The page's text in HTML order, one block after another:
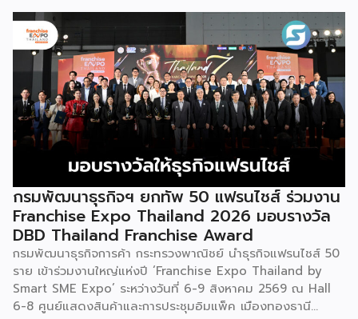
โจว” ซึ่งทรงคุณค่าเป็นยิ่งกว่าการแสดง เพราะทำหน้าที่จดบันทึก
ประวัติศาสตร์การอพยพย้ายถิ่นฐาน สะท้อนภูมิปัญญาทาง
วัฒนธรรมอันรุ่มรวย และตอกย้ำจิตวิญญาณอันแข็งแกร่งของ
ชนเผ่าเหมียวไว้ได้อย่างงดงาม ตำนานเล่าว่า ยามอพยพย้าย
ถิ่นฐานในอดีตกาล เส้นทางของชาวเหมียวต้องเผชิญกับเทือกเขา
สูงชันและพงหนามรกร้าง เพื่อเปิดทางให้เพื่อนพ้องเดินทางผ่าน
พงไพร เหล่าผู้กล้าหาญจึงใช้ร่างกายของตนกลิ้งทับพงหนาม
อย่างไม่เกรงกลัวเพื่อถางทางให้คนในเผ่า ด้วยเหตุนี้ คนรุ่นหลังจึง
ได้จำลองท่วงท่าการกลิ้งตัวดังกล่าวมาต่อยอดและรังสรรค์เป็น
ระบำลู่เซิงอันเป็นเอกลักษณ์ เพื่อรำลึกถึงความกล้าหาญและหยาด
เหงื่อแรงกายของบรรพบุรุษ โดยทุกท่วงท่าการกลิ้งตัวคือการ
คารวะต่อบรรพชน และทุกการกระโดดสะท้อนถึงจิตวิญญาณอัน
แรงกล้าของชนเผ่าเหมียว กุนซานจูถือเป็นหนึ่งในศิลปะการ
เต้นรำที่ปราบเซียนและท้าทายที่สุดของชนเผ่าเหมียว ผู้แสดงจะ
สวมเสื้อนอกสีขาวปักลายอันประณีต และสวมหมวกขนไก่ฟ้า
พร้อมบรรเลงลู่เซิงแบบ 6 ท่อ จุดที่ท้าทายที่สุดคือเสียงเพลงจะ
ต้องพลิ้วไหวอย่างต่อเนื่อง นักเต้นจึงต้องเป่าลู่เซิงอย่าง
สม่ำเสมอโดยไม่สะดุด แม้ในยามที่ต้องโลดโผนด้วยท่วงท่าที่ยาก
กรมพัฒนาธุรกิจฯ ยกทัพ 50 แฟรนไชส์ ร่วมงาน
Franchise Expo Thailand 2026 มอบรางวัล
DBD Thailand Franchise Award
กรมพัฒนาธุรกิจการค้า กระทรวงพาณิชย์ นำธุรกิจแฟรนไชส์ 50
ราย เข้าร่วมงานใหญ่แห่งปี ‘Franchise Expo Thailand by
Smart SME Expo’ ระหว่างวันที่ 6-9 สิงหาคม 2569 ณ Hall
6-8 ศูนย์แสดงสินค้าและการประชุมอิมแพ็ค เมืองทองธานี